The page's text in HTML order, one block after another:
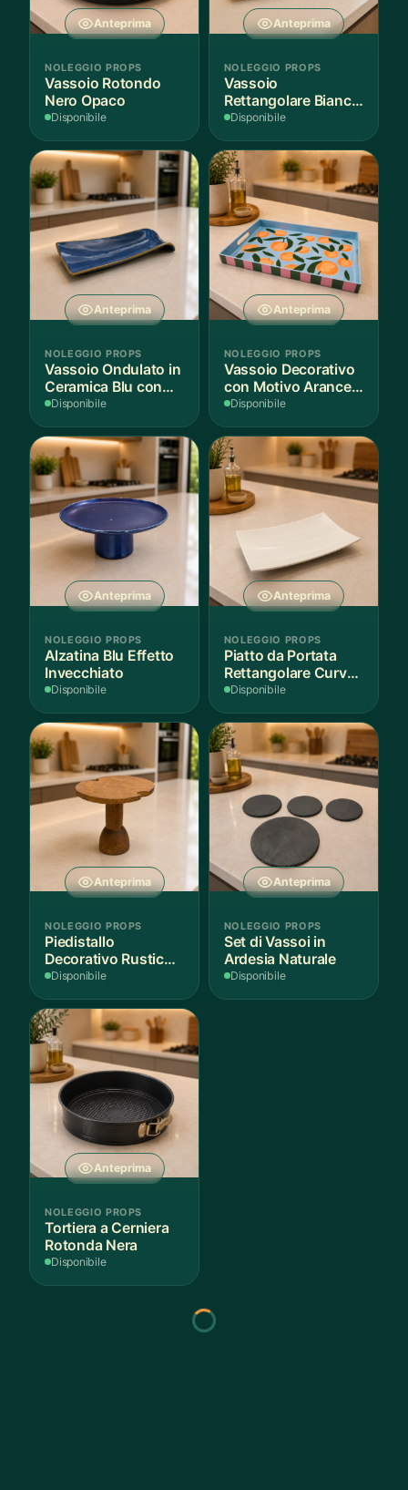
Anteprima
NOLEGGIO PROPS
Vassoio Rotondo
Nero Opaco
Disponibile
Anteprima
NOLEGGIO PROPS
Vassoio
Rettangolare Bianco
per Scenografie
Disponibile
Anteprima
NOLEGGIO PROPS
Vassoio Ondulato in
Ceramica Blu con
Bordo Dorato
Disponibile
Anteprima
NOLEGGIO PROPS
Vassoio Decorativo
con Motivo Arance e
Foglie
Disponibile
Anteprima
NOLEGGIO PROPS
Alzatina Blu Effetto
Invecchiato
Disponibile
Anteprima
NOLEGGIO PROPS
Piatto da Portata
Rettangolare Curvo
Bianco
Disponibile
Anteprima
NOLEGGIO PROPS
Piedistallo
Decorativo Rustico
in Legno
Disponibile
Anteprima
NOLEGGIO PROPS
Set di Vassoi in
Ardesia Naturale
Disponibile
Anteprima
NOLEGGIO PROPS
Tortiera a Cerniera
Rotonda Nera
Disponibile